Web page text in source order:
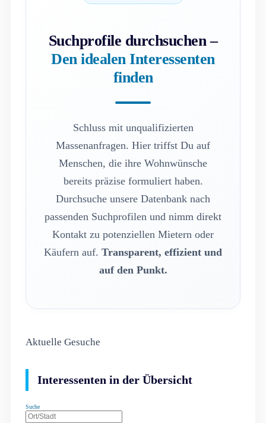
Suchprofile durchsuchen –
Den idealen Interessenten
finden
Schluss mit unqualifizierten
Massenanfragen. Hier triffst Du auf
Menschen, die ihre Wohnwünsche
bereits präzise formuliert haben.
Durchsuche unsere Datenbank nach
passenden Suchprofilen und nimm direkt
Kontakt zu potenziellen Mietern oder
Käufern auf. Transparent, effizient und
auf den Punkt.
Aktuelle Gesuche
Interessenten in der Übersicht
Suche